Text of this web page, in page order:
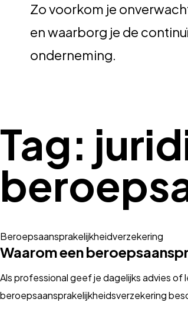
Zo voorkom je
en waarborg je de
onderneming.
Tag:
Beroepsaansprakelijkheidverzekering
Waarom een
Als professional geef je dagelijks advies
beroepsaansprakelijkheidsverzekering